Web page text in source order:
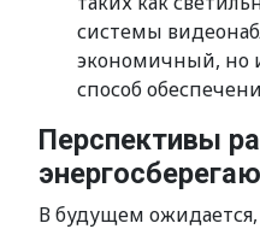
системы
экономичный, но
способ
Перспективы
В будущем